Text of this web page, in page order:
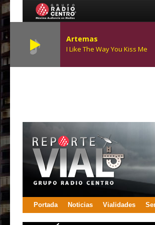
Artemas
I Like The Way You Kiss Me
Portada Noticias Vialidades